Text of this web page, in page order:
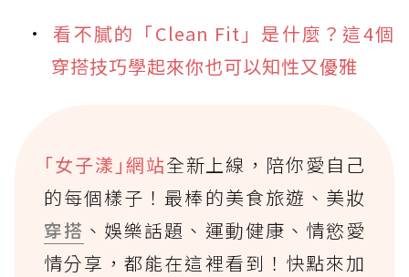
看不膩的「Clean Fit」是什麼？這4個
穿搭技巧學起來你也可以知性又優雅
｢女子漾｣網站全新上線，陪你愛自己
的每個樣子！最棒的美食旅遊、美妝
穿搭 、娛樂話題、運動健康、情慾愛
情分享，都能在這裡看到！快點來加